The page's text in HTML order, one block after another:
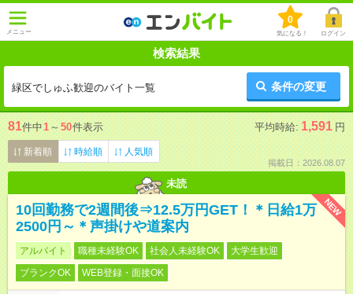
メニュー
0
気になる！ ログイン
検索結果
緑区でしゅふ歓迎のバイト一覧 条件の変更
81件中1 ～ 50件表示 平均時給: 1,591 円
新着順 時給順 人気順
掲載日：2026.08.07
未読
NEW
10回勤務で2週間後⇒12.5万円GET！＊日給1万
2500円～＊声掛けや道案内
アルバイト 職種未経験OK 社会人未経験OK
大学生歓迎
ブランクOK
WEB登録・面接OK